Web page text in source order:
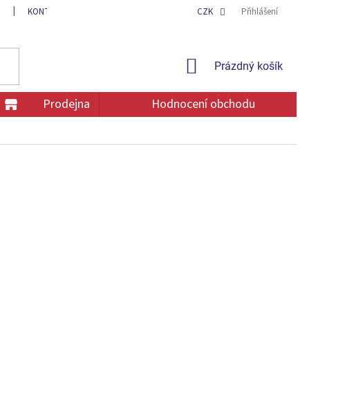
KONTAKT OCHRANA OSOBNÍCH ÚDAJŮCZK Přihlášení
NÁKUPNÍ
Prázdný košík
Prodejna Hodnocení obchodu